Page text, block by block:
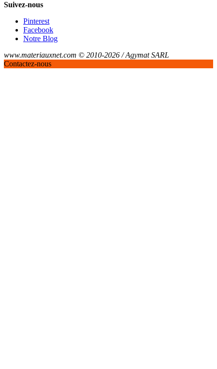
Suivez-nous
Pinterest
Facebook
Notre Blog
www.materiauxnet.com © 2010-2026 / Agymat SARL
Contactez-nous